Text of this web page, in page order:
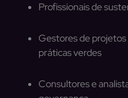
Profissionais de
Gestores de
práticas verdes
Consultores e